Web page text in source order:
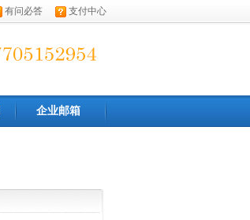
有问必答 支付中心
企业邮箱